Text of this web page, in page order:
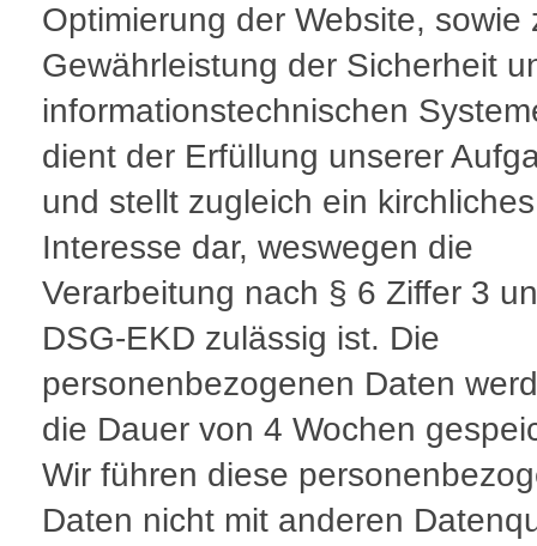
Optimierung der Website, sowie
Gewährleistung der Sicherheit
informationstechnischen
dient der Erfüllung unserer
und stellt zugleich ein kirchliches
Interesse dar, weswegen die
Verarbeitung nach § 6 Ziffer 3
DSG-EKD zulässig ist. Die
personenbezogenen Daten
die Dauer von 4 Wochen
Wir führen diese
Daten nicht mit anderen